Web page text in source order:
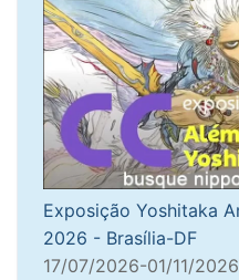
Exposição Yoshitaka
2026 - Brasília-DF
17/07/2026-01/11/2026